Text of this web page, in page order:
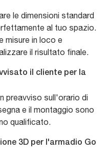
le dimensioni standard
al tuo spazio.
misure in loco e
il risultato finale.
il cliente per la
preavviso sull'orario di
e il montaggio sono
qualificato.
3D per l'armadio Go